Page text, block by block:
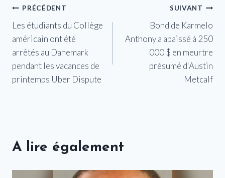
Navigation
de
l’article
PRÉCÉDENT
Les étudiants du Collège
américain ont été
arrêtés au Danemark
pendant les vacances de
printemps Uber Dispute
SUIVANT
Bond de Karmelo
Anthony a abaissé à 250
000 $ en meurtre
présumé d'Austin
Metcalf
A lire également